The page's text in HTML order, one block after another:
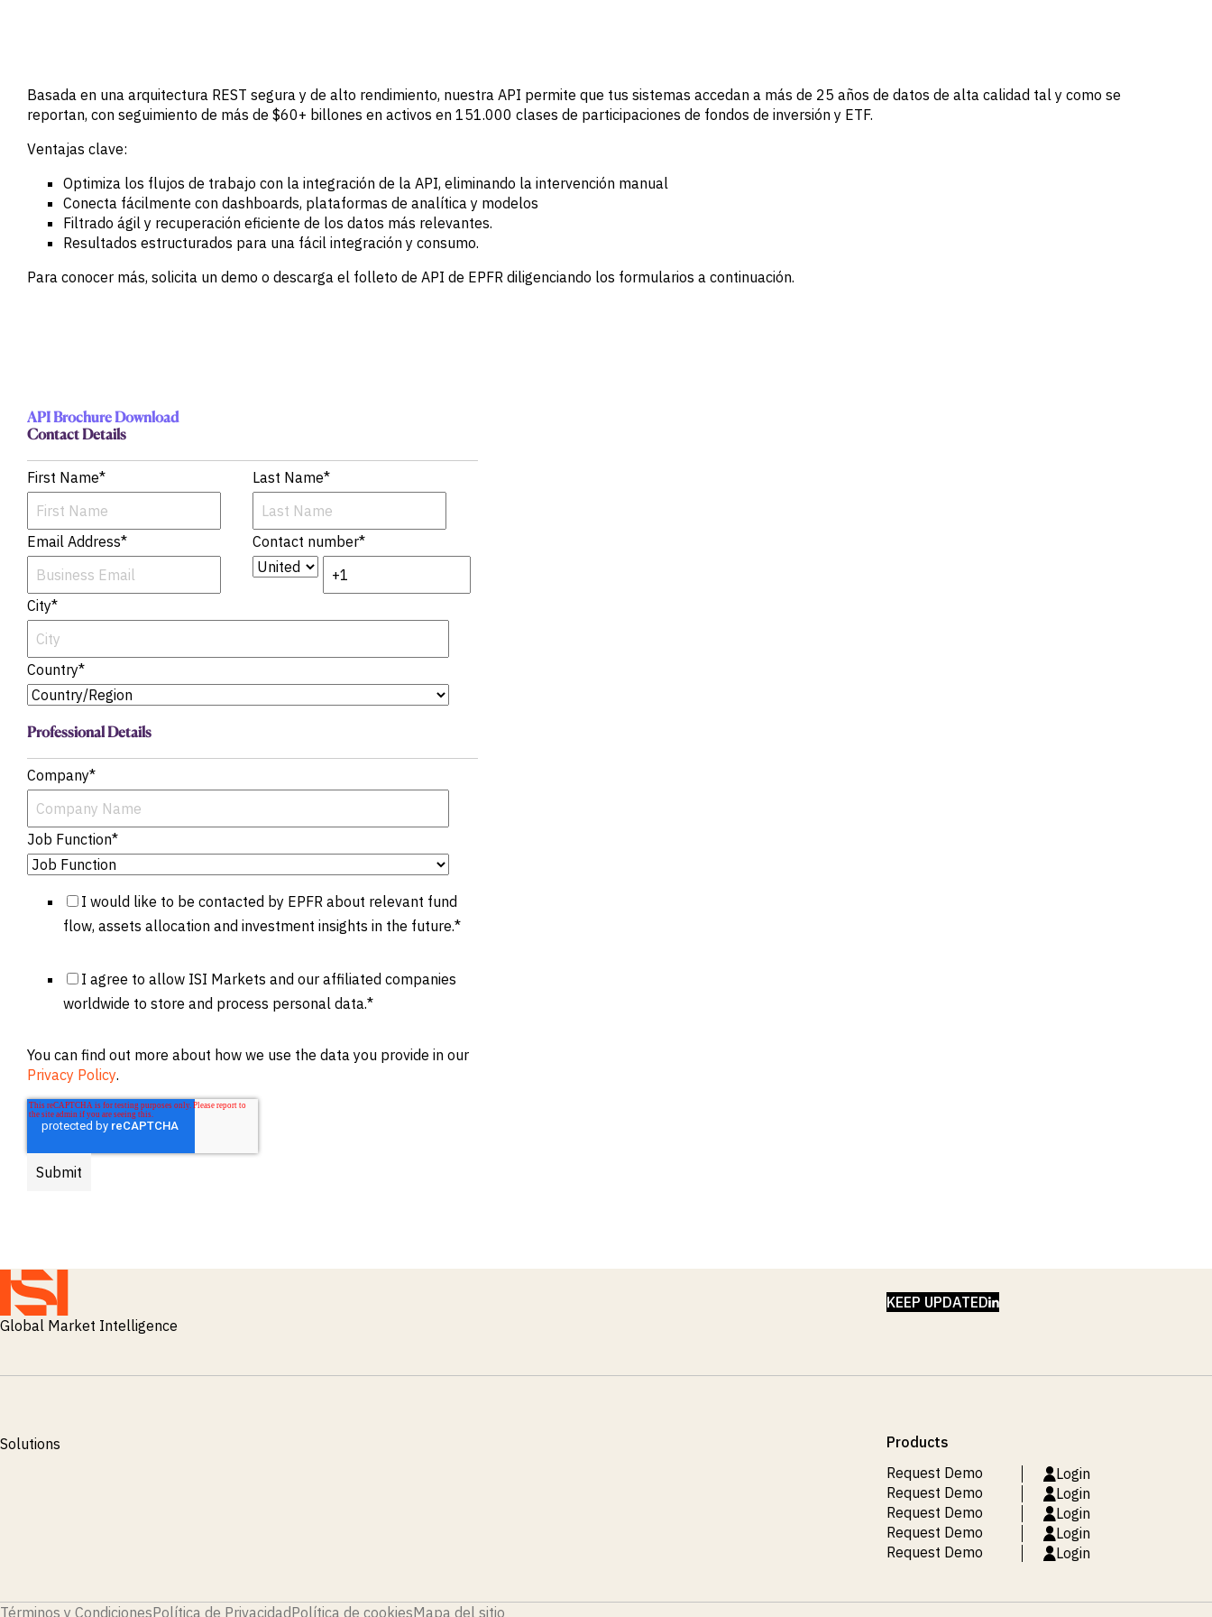
Empresas
Servicios
profesionales
Gobierno
Academia
CHALLENGE
tendencias
Información
Oportunidades
de Crédito y
Acelera tu
investigación
Detecta
Oportunidades
Oportunamente
Basada en una arquitectura REST segura y de alto rendimiento, nuestra API permite que tus sistemas accedan a más de 25 años de datos de alta calidad tal y como se
reportan, con seguimiento de más de $60+ billones en activos en 151.000 clases de participaciones de fondos de inversión y ETF.
Ventajas clave:
Optimiza los flujos de trabajo con la integración de la API, eliminando la intervención manual
Conecta fácilmente con dashboards, plataformas de analítica y modelos
Filtrado ágil y recuperación eficiente de los datos más relevantes.
Resultados estructurados para una fácil integración y consumo.
Para conocer más, solicita un demo o descarga el folleto de API de EPFR diligenciando los formularios a continuación.
API Brochure Download
Contact Details
First Name* Last Name*
Email Address* Contact number*
City*
Country*
Professional Details
Company*
Job Function*
I would like to be contacted by EPFR about relevant fund
flow, assets allocation and investment insights in the future.*
I agree to allow ISI Markets and our affiliated companies
worldwide to store and process personal data.*
You can find out more about how we use the data you provide in our
Privacy Policy.
Global Market Intelligence
KEEP UPDATEDLINKEDIN
Solutions
Products
Request Demo
Login
Request Demo
Login
Request Demo
Login
Request Demo
Login
Request Demo
Login
Términos y CondicionesPolítica de PrivacidadPolítica de cookiesMapa del sitio